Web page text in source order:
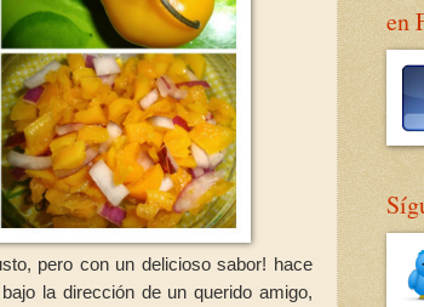
pero con un delicioso sabor! hace
la dirección de un querido amigo,
en